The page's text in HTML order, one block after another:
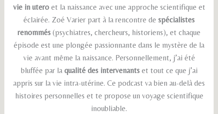
vie in uteroet la naissance avec une approche scientifique et
éclairée. Zoé Varier part à la rencontre de spécialistes
renommés (psychiatres, chercheurs, historiens), et chaque
épisode est une plongée passionnante dans le mystère de la
vie avant même la naissance. Personnellement, j’ai été
bluffée par la qualité des intervenantset tout ce que j’ai
appris sur la vie intra-utérine. Ce podcast va bien au-delà des
histoires personnelles et te propose un voyage scientifique
inoubliable.